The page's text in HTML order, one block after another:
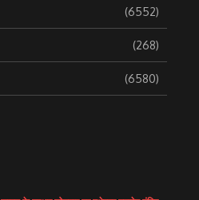
(6552)
(268)
(6580)